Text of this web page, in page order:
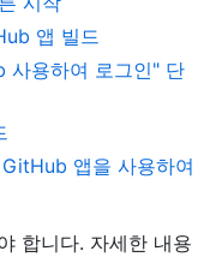
앱 빌드
사용하여 로그인" 단
앱을 사용하여
합니다. 자세한 내용